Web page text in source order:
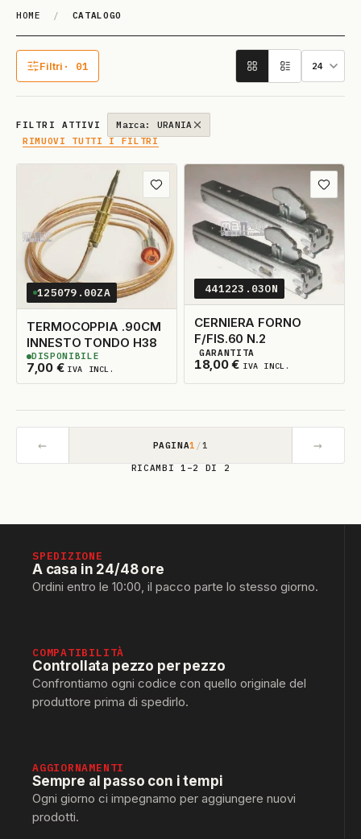
HOME / CATALOGO
Catalogo
Filtri · 01
1 filtro attivo
FILTRI ATTIVI
Marca: URANIA
RIMUOVI TUTTI I FILTRI
Aggiungi ai preferiti
125079.00ZA
TERMOCOPPIA .90CM
INNESTO TONDO H38
7,00 € IVA INCL.
3DISPONIBILI
DISPONIBILE
441223.03ON
CERNIERA FORNO
F/FIS.60 N.2
18,00€ IVA INCL.
5DISPONIBILI
GARANTITA
← PAGINA1 /1 →
RICAMBI 1–2 DI 2
SPEDIZIONE
A casa in 24/48 ore
Ordini entro le 10:00, il pacco parte lo stesso giorno.
COMPATIBILITÀ
Controllata pezzo per pezzo
Confrontiamo ogni codice con quello originale del
produttore prima di spedirlo.
AGGIORNAMENTI
Sempre al passo con i tempi
Ogni giorno ci impegnamo per aggiungere nuovi
prodotti.